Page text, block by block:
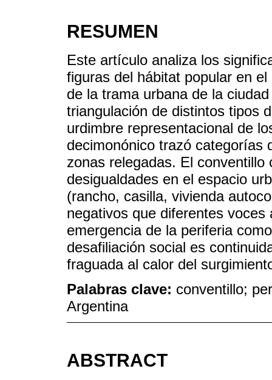
RESUMEN
Este artículo analiza los
figuras del hábitat popular en
de la trama urbana de la
triangulación de distintos tipos
urdimbre representacional de
decimonónico trazó categorías
zonas relegadas. El
desigualdades en el espacio
(rancho, casilla, vivienda
negativos que diferentes
emergencia de la periferia
desafiliación social es
fraguada al calor del
Palabras clave: conventillo;
Argentina
ABSTRACT